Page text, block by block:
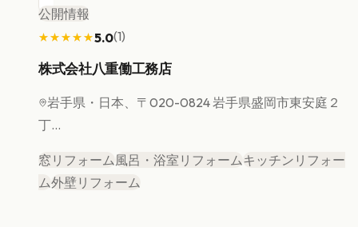
公開情報
★★★★★
★★★★★5.0(1)
株式会社八重働工務店
岩手県 ・日本、〒020-0824 岩手県盛岡市東安庭２
丁...
窓リフォーム 風呂・浴室リフォームキッチンリフォー
ム外壁リフォーム